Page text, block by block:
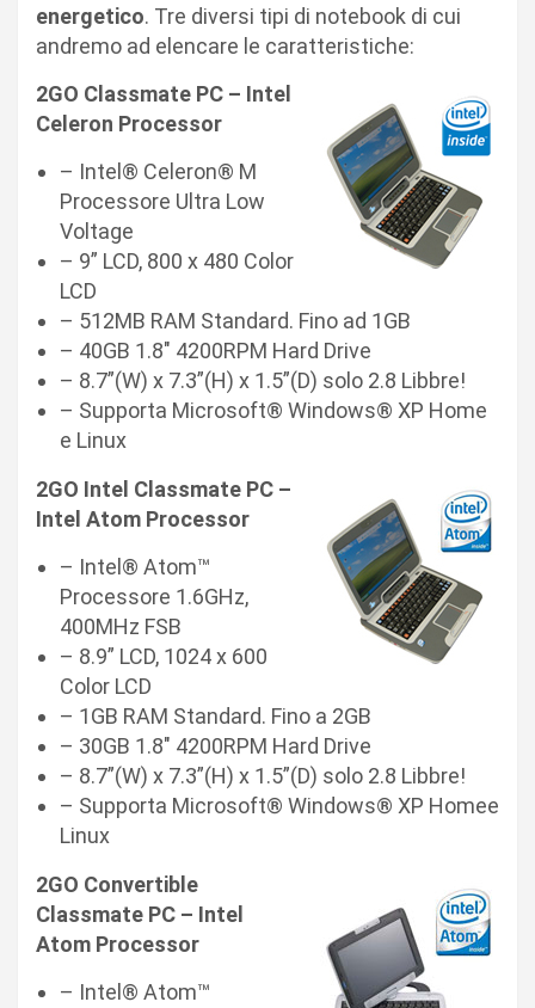
energetico. Tre diversi tipi di notebook di cui
andremo ad elencare le caratteristiche:
2GO Classmate PC – Intel
Celeron Processor
– Intel® Celeron® M
Processore Ultra Low
Voltage
– 9” LCD, 800 x 480 Color
LCD
– 512MB RAM Standard. Fino ad 1GB
– 40GB 1.8″ 4200RPM Hard Drive
– 8.7”(W) x 7.3”(H) x 1.5”(D) solo 2.8 Libbre!
– Supporta Microsoft® Windows® XP Home
e Linux
2GO Intel Classmate PC –
Intel Atom Processor
– Intel® Atom™
Processore 1.6GHz,
400MHz FSB
– 8.9” LCD, 1024 x 600
Color LCD
– 1GB RAM Standard. Fino a 2GB
– 30GB 1.8″ 4200RPM Hard Drive
– 8.7”(W) x 7.3”(H) x 1.5”(D) solo 2.8 Libbre!
– Supporta Microsoft® Windows® XP Homee
Linux
2GO Convertible
Classmate PC – Intel
Atom Processor
– Intel® Atom™